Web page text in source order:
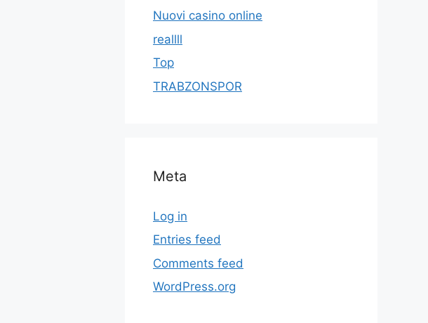
Nuovi casino online
reallll
Top
TRABZONSPOR
Meta
Log in
Entries feed
Comments feed
WordPress.org